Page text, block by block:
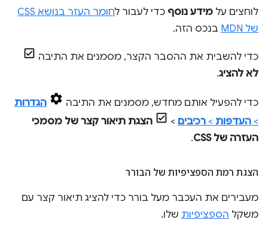
לוחצים על מידע נוסף כדי לעבור ל
חומר העזר בנושא CSS
של MDN
בנכס הזה.
כדי להשבית את ההסבר הקצר, מסמנים את התיבה
לא להציג.
כדי להפעיל אותם מחדש, מסמנים את התיבה
הגדרות
> העדפות > רכיבים >
הצגת תיאור קצר של מסמכי
העזרה של CSS
.
הצגת רמת הספציפיות של הבורר
מעבירים את העכבר מעל בורר כדי להציג תיאור קצר עם
משקל הספציפיות שלו.